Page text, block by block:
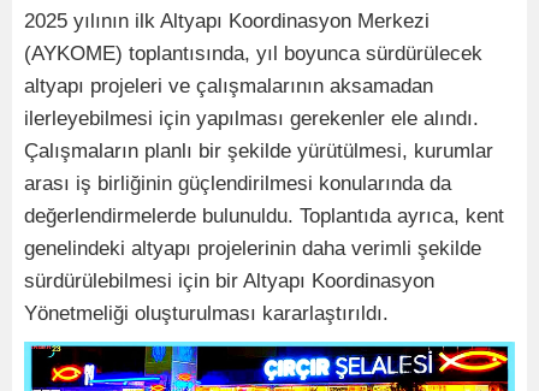
2025 yılının ilk Altyapı Koordinasyon Merkezi
(AYKOME) toplantısında, yıl boyunca sürdürülecek
altyapı projeleri ve çalışmalarının aksamadan
ilerleyebilmesi için yapılması gerekenler ele alındı.
Çalışmaların planlı bir şekilde yürütülmesi, kurumlar
arası iş birliğinin güçlendirilmesi konularında da
değerlendirmelerde bulunuldu. Toplantıda ayrıca, kent
genelindeki altyapı projelerinin daha verimli şekilde
sürdürülebilmesi için bir Altyapı Koordinasyon
Yönetmeliği oluşturulması kararlaştırıldı.